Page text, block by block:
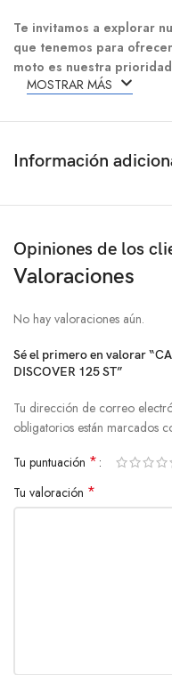
Te invitamos a explorar
que tenemos para
moto es nuestra
MOSTRAR MÁS
Información
Opiniones de los
Valoraciones
No hay valoraciones aún.
Sé el primero en valorar
DISCOVER 125 ST”
Tu dirección de correo
obligatorios están marcados
Tu puntuación *
Tu valoración *